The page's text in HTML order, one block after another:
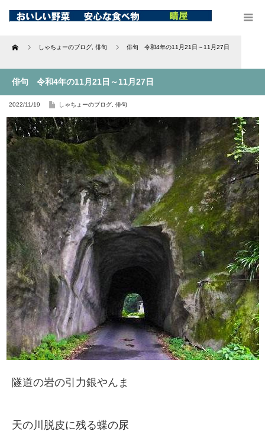
Home しゃちょーのブログ 俳句 俳句 令和4年の11月21日～11月27日
俳句 令和4年の11月21日～11月27日
2022/11/19 しゃちょーのブログ 俳句
隧道の岩の引力銀やんま
天の川脱皮に残る蝶の尿